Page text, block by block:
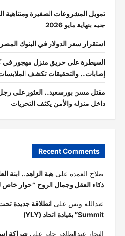
جنيه بنهاية مايو 2026
استقرار سعر الدولار في البنوك
السيطرة على حريق منزل مهجور في
إصابات.. والتحقيقات تكشف
مقتل مسن بورسعيد.. العثور على رجل
داخل منزله والأمن يكثف التحريات
Recent Comments
صلاح العمده علىهبة الزاهد.. ابنة
ذكاء العقل وجمال الروح “حوار خاص
عبدالله ونس على
Summit” بقيادة اتحاد (YLY)
النجار عبدالظاهر جابر علىشراكة